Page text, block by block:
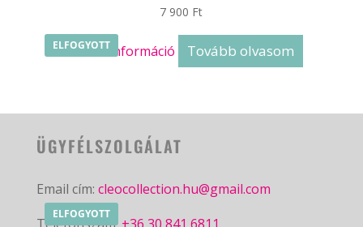
ELFOGYOTT
ELFOGYOTT
7 900 Ft
Bővebb információ Tovább olvasom
ÜGYFÉLSZOLGÁLAT
Email cím: cleocollection.hu@gmail.com